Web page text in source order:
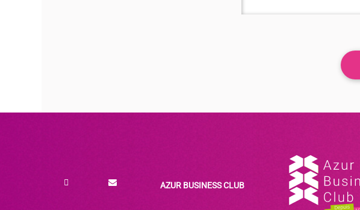
AZUR BUSINESS CLUB